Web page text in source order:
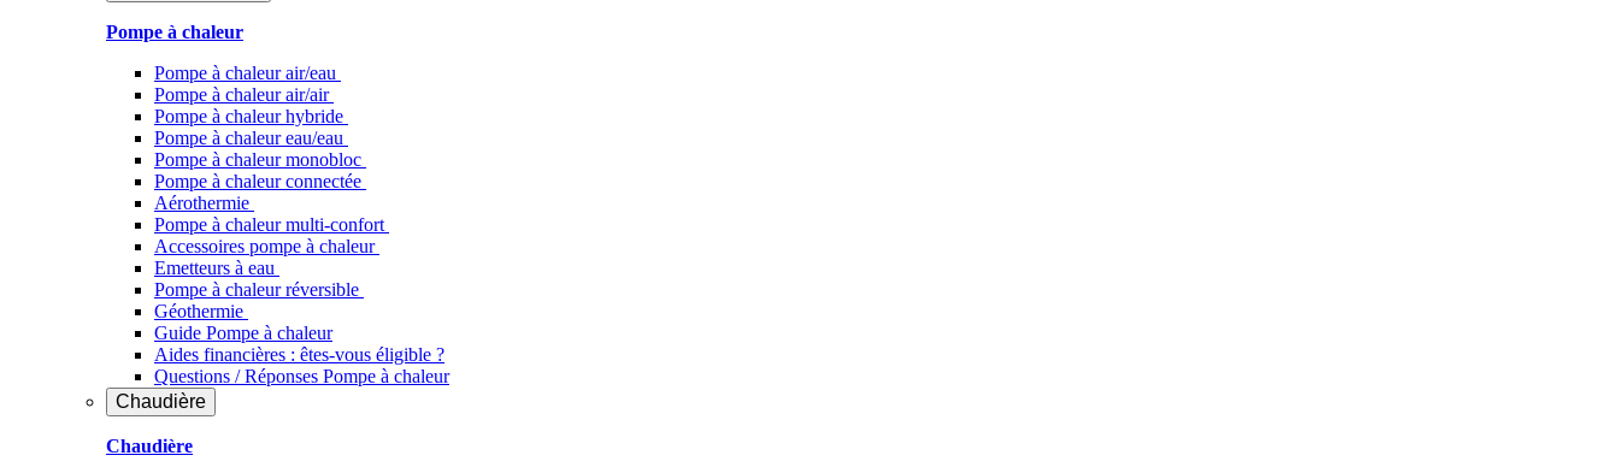
Pompe à chaleur
Pompe à chaleur air/eau
Pompe à chaleur air/air
Pompe à chaleur hybride
Pompe à chaleur​ eau/eau
Pompe à chaleur monobloc
Pompe à chaleur connectée
Aérothermie
Pompe à chaleur multi-confort
Accessoires pompe à chaleur
Emetteurs à eau
Pompe à chaleur réversible
Géothermie
Guide Pompe à chaleur
Aides financières : êtes-vous éligible ?
Questions / Réponses Pompe à chaleur
Chaudière
Chaudière